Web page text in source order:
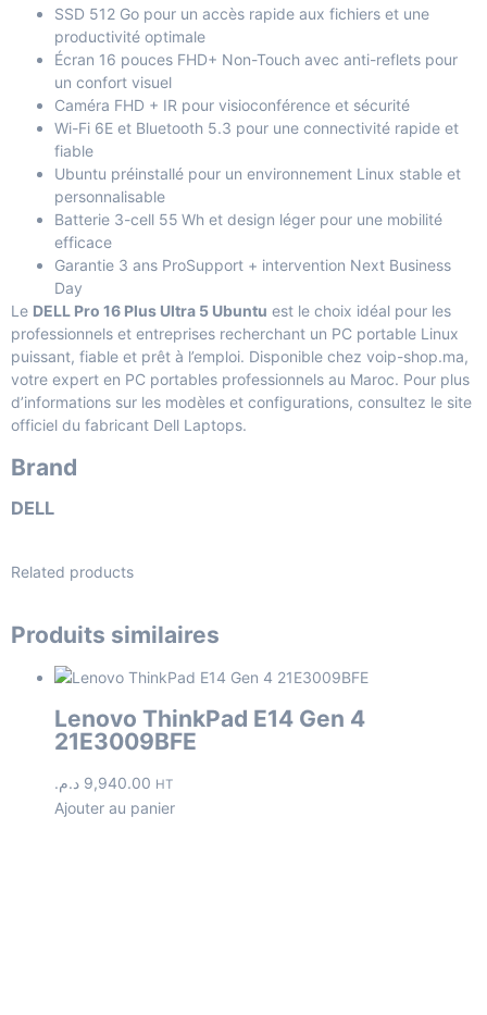
SSD 512 Go pour un accès rapide aux fichiers et une
productivité optimale
Écran 16 pouces FHD+ Non-Touch avec anti-reflets pour
un confort visuel
Caméra FHD + IR pour visioconférence et sécurité
Wi-Fi 6E et Bluetooth 5.3 pour une connectivité rapide et
fiable
Ubuntu préinstallé pour un environnement Linux stable et
personnalisable
Batterie 3-cell 55 Wh et design léger pour une mobilité
efficace
Garantie 3 ans ProSupport + intervention Next Business
Day
Le DELL Pro 16 Plus Ultra 5 Ubuntu est le choix idéal pour les
professionnels et entreprises recherchant un PC portable Linux
puissant, fiable et prêt à l’emploi. Disponible chez voip-shop.ma,
votre expert en PC portables professionnels au Maroc. Pour plus
d’informations sur les modèles et configurations, consultez le site
officiel du fabricant Dell Laptops.
Brand
DELL
Related products
Produits similaires
Lenovo ThinkPad E14 Gen 4
21E3009BFE
9,940.00 د.م. HT
Ajouter au panier